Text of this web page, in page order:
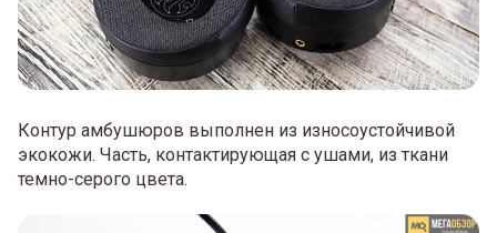
Контур амбушюров выполнен из износоустойчивой
экокожи. Часть, контактирующая с ушами, из ткани
темно-серого цвета.